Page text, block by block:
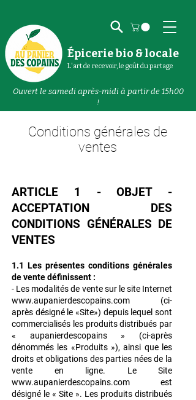
Épicerie bio & locale
L'art de recevoir, le goût du partage
Ouvert le samedi après-midi à partir de 15h00
!
Conditions générales de
ventes
ARTICLE 1 - OBJET -
ACCEPTATION DES
CONDITIONS GÉNÉRALES DE
VENTES
1.1 Les présentes conditions générales
de vente définissent :
- Les modalités de vente sur le site Internet
www.aupanierdescopains.com (ci-
après désigné le «Site») depuis lequel sont
commercialisés les produits distribués par
« aupanierdescopains » (ci-après
dénommés les «Produits »), ainsi que les
droits etobligations des parties nées de la
vente en ligne. Le Site
www.aupanierdescopains.com est
désigné le « Site ». Les produits distribués